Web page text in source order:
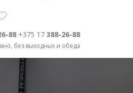
88 +375 17 388-26-88
без выходных и обеда